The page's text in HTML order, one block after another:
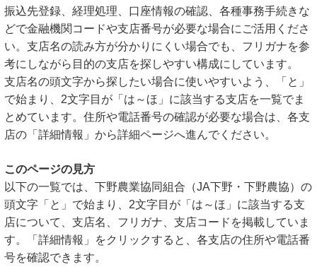
振込先登録、経理処理、口座情報の確認、各種事務手続きな
どで金融機関コードや支店番号が必要な場合にご活用くださ
い。支店名の読み方が分かりにくい場合でも、フリガナを参
考にしながら目的の支店を探しやすい構成にしています。
支店名の頭文字から探したい場合に使いやすいよう、「と」
で始まり、2文字目が「は～ほ」に該当する支店を一覧でま
とめています。住所や電話番号の確認が必要な場合は、各支
店の「詳細情報」から詳細ページへ進んでください。
このページの見方
以下の一覧では、下野農業協同組合（JA下野・下野農協）の
頭文字「と」で始まり、2文字目が「は～ほ」に該当する支
店について、支店名、フリガナ、支店コードを掲載していま
す。「詳細情報」をクリックすると、各支店の住所や電話番
号を確認できます。